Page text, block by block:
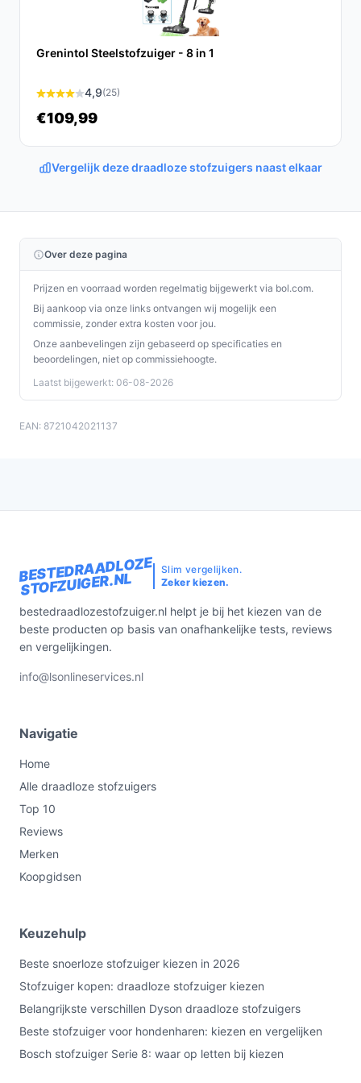
Ontdek alle specificaties en vergelijk prijzen op
bestedraadlozestofzuiger.nl. Kies bewust wat perfect
Grenintol Steelstofzuiger - 8 in 1
4,9(25)
€109,99
Vergelijk deze draadloze stofzuigers naast elkaar
Over deze pagina
Prijzen en voorraad worden regelmatig bijgewerkt via bol.com.
Bij aankoop via onze links ontvangen wij mogelijk een
commissie, zonder extra kosten voor jou.
Onze aanbevelingen zijn gebaseerd op specificaties en
beoordelingen, niet op commissiehoogte.
Laatst bijgewerkt: 06-08-2026
EAN: 8721042021137
BESTEDRAADLOZE
STOFZUIGER.NL
Slim vergelijken.
Zeker kiezen.
bestedraadlozestofzuiger.nl helpt je bij het kiezen van de
beste producten op basis van onafhankelijke tests, reviews
en vergelijkingen.
info@lsonlineservices.nl
Navigatie
Home
Alle draadloze stofzuigers
Top 10
Reviews
Merken
Koopgidsen
Keuzehulp
Beste snoerloze stofzuiger kiezen in 2026
Stofzuiger kopen: draadloze stofzuiger kiezen
Belangrijkste verschillen Dyson draadloze stofzuigers
Beste stofzuiger voor hondenharen: kiezen en vergelijken
Bosch stofzuiger Serie 8: waar op letten bij kiezen